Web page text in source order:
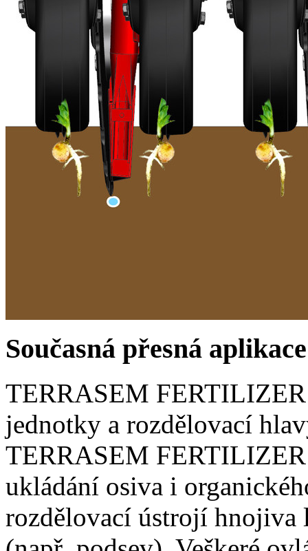
Současná přesná aplikace
TERRASEM FERTILIZER
jednotky a rozdělovací
TERRASEM FERTILIZER
ukládání osiva i
rozdělovací ústrojí hnojiva